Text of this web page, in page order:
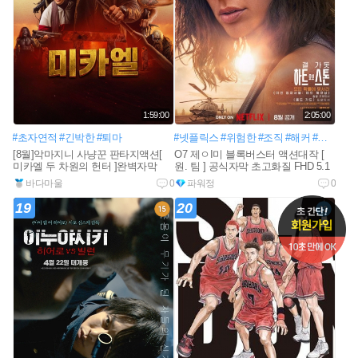
1:59:00
#초자연적 #긴박한 #퇴마
[8월]악마지니 사냥꾼 판타지액션[
미카엘 두 차원의 헌터 ]완벽자막
바다마울 0
2:05:00
#넷플릭스 #위험한 #조직 #해커 #무기
O7 제ㅇI미 블록버스터 액션대작 [
원. 팀 ] 공식자막 초고화질 FHD 5.1
파워정 0
19 20